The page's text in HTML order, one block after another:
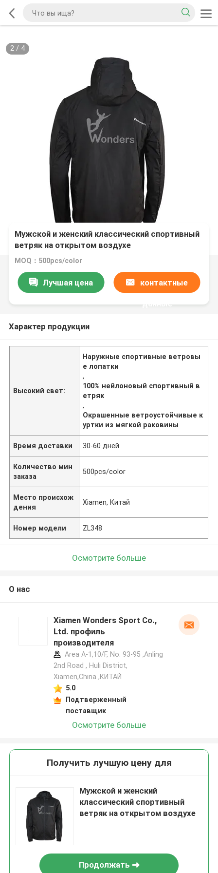
2/ 4
Мужской и женский классический спортивный
ветряк на открытом воздухе
MOQ：500pcs/color
Лучшая цена контактные
данные
Характер продукции
Высокий свет:
Наружные спортивные ветровы
е лопатки
,
100% нейлоновый спортивный в
етряк
,
Окрашенные ветроустойчивые к
уртки из мягкой раковины
Время доставки 30-60 дней
Количество мин
заказа
500pcs/color
Место происхож
дения
Xiamen, Китай
Номер модели ZL348
Осмотрите больше
О нас
Xiamen Wonders Sport Co.,
Ltd. профиль
производителя
Area A-1,10/F, No. 93-95 ,Anling
2nd Road , Huli District,
Xiamen,China ,КИТАЙ
5.0
Подтверженный
поставщик
Осмотрите больше
Получить лучшую цену для
Мужской и женский
классический спортивный
ветряк на открытом воздухе
Продолжать